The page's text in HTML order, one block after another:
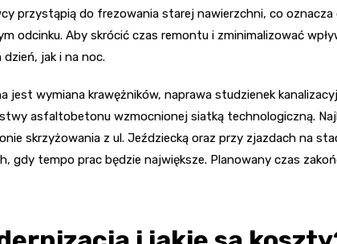
przystąpią do frezowania starej nawierzchni, co oznacza
odcinku. Aby skrócić czas remontu i zminimalizować
jak i na noc.
jest wymiana krawężników, naprawa studzienek
asfaltobetonu wzmocnionej siatką technologiczną.
skrzyżowania z ul. Jeździecką oraz przy zjazdach na
gdy tempo prac będzie największe. Planowany czas